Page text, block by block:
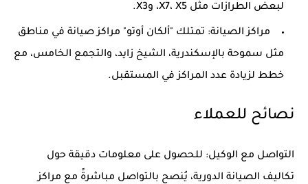
لبعض الطرازات مثل X7، X5، وX3.
مراكز الصيانة: تمتلك "ألكان أوتو" مراكز صيانة في مناطق
مثل سموحة بالإسكندرية، الشيخ زايد، والتجمع الخامس، مع
خطط لزيادة عدد المراكز في المستقبل.
نصائح للعملاء
التواصل مع الوكيل: للحصول على معلومات دقيقة حول
تكاليف الصيانة الدورية، يُنصح بالتواصل مباشرةً مع مراكز